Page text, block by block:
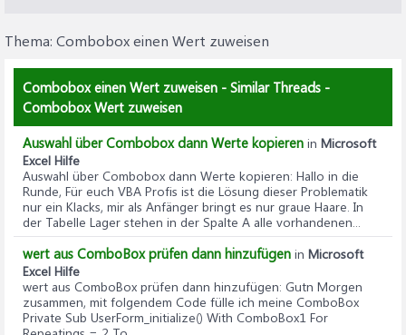
Thema: Combobox einen Wert zuweisen
Combobox einen Wert zuweisen - Similar Threads -
Combobox Wert zuweisen
Auswahl über Combobox dann Werte kopieren in Microsoft
Excel Hilfe
Auswahl über Combobox dann Werte kopieren: Hallo in die
Runde, Für euch VBA Profis ist die Lösung dieser Problematik
nur ein Klacks, mir als Anfänger bringt es nur graue Haare. In
der Tabelle Lager stehen in der Spalte A alle vorhandenen...
wert aus ComboBox prüfen dann hinzufügen in Microsoft
Excel Hilfe
wert aus ComboBox prüfen dann hinzufügen: Gutn Morgen
zusammen, mit folgendem Code fülle ich meine ComboBox
Private Sub UserForm_initialize() With ComboBox1 For